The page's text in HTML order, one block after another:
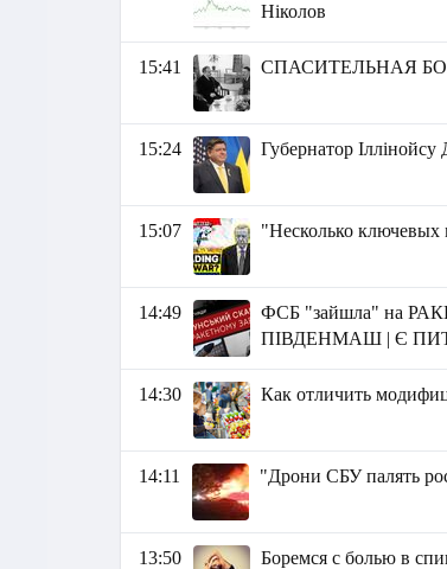
Ніколов
15:41 СПАСИТЕЛЬНАЯ
15:24 Губернатор
15:07 "Несколько ключевых
14:49
ФСБ "зайшла" на
ПІВДЕНМАШ | Є
14:30 Как отличить
14:11 "Дрони СБУ палять
13:50 Боремся с болью в